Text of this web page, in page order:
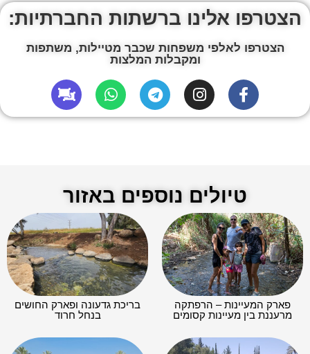
הצטרפו אלינו ברשתות החברתיות:
הצטרפו לאלפי משפחות שכבר מטיילות, משתפות
ומקבלות המלצות
טיולים נוספים באזור
פארק המעיינות – הרפתקה
מרעננת בין מעיינות קסומים
בריכת גדעונה ופארק החושים
בנחל חרוד